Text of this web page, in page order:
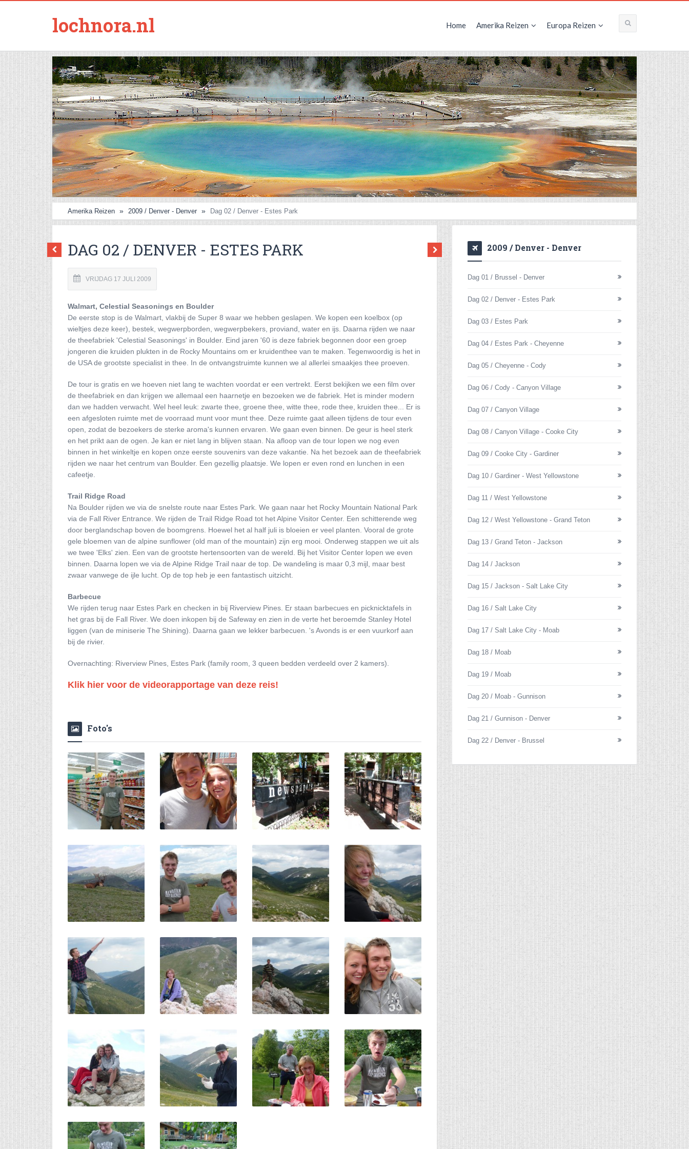
lochnora.nl Home Amerika Reizen Europa Reizen
Amerika Reizen 2009 / Denver - Denver Dag 02 / Denver - Estes Park
DAG 02 / DENVER - ESTES PARK
VRIJDAG 17 JULI 2009
Walmart, Celestial Seasonings en Boulder
De eerste stop is de Walmart, vlakbij de Super 8 waar we hebben geslapen. We kopen een koelbox (op
wieltjes deze keer), bestek, wegwerpborden, wegwerpbekers, proviand, water en ijs. Daarna rijden we naar
de theefabriek 'Celestial Seasonings' in Boulder. Eind jaren '60 is deze fabriek begonnen door een groep
jongeren die kruiden plukten in de Rocky Mountains om er kruidenthee van te maken. Tegenwoordig is het in
de USA de grootste specialist in thee. In de ontvangstruimte kunnen we al allerlei smaakjes thee proeven.
De tour is gratis en we hoeven niet lang te wachten voordat er een vertrekt. Eerst bekijken we een film over
de theefabriek en dan krijgen we allemaal een haarnetje en bezoeken we de fabriek. Het is minder modern
dan we hadden verwacht. Wel heel leuk: zwarte thee, groene thee, witte thee, rode thee, kruiden thee... Er is
een afgesloten ruimte met de voorraad munt voor munt thee. Deze ruimte gaat alleen tijdens de tour even
open, zodat de bezoekers de sterke aroma's kunnen ervaren. We gaan even binnen. De geur is heel sterk
en het prikt aan de ogen. Je kan er niet lang in blijven staan. Na afloop van de tour lopen we nog even
binnen in het winkeltje en kopen onze eerste souvenirs van deze vakantie. Na het bezoek aan de theefabriek
rijden we naar het centrum van Boulder. Een gezellig plaatsje. We lopen er even rond en lunchen in een
cafeetje.
Trail Ridge Road
Na Boulder rijden we via de snelste route naar Estes Park. We gaan naar het Rocky Mountain National Park
via de Fall River Entrance. We rijden de Trail Ridge Road tot het Alpine Visitor Center. Een schitterende weg
door berglandschap boven de boomgrens. Hoewel het al half juli is bloeien er veel planten. Vooral de grote
gele bloemen van de alpine sunflower (old man of the mountain) zijn erg mooi. Onderweg stappen we uit als
we twee 'Elks' zien. Een van de grootste hertensoorten van de wereld. Bij het Visitor Center lopen we even
binnen. Daarna lopen we via de Alpine Ridge Trail naar de top. De wandeling is maar 0,3 mijl, maar best
zwaar vanwege de ijle lucht. Op de top heb je een fantastisch uitzicht.
Barbecue
We rijden terug naar Estes Park en checken in bij Riverview Pines. Er staan barbecues en picknicktafels in
het gras bij de Fall River. We doen inkopen bij de Safeway en zien in de verte het beroemde Stanley Hotel
liggen (van de miniserie The Shining). Daarna gaan we lekker barbecuen. 's Avonds is er een vuurkorf aan
bij de rivier.
Overnachting: Riverview Pines, Estes Park (family room, 3 queen bedden verdeeld over 2 kamers).
Klik hier voor de videorapportage van deze reis!
Foto's
2009 / Denver - Denver
Dag 01 / Brussel - Denver
Dag 02 / Denver - Estes Park
Dag 03 / Estes Park
Dag 04 / Estes Park - Cheyenne
Dag 05 / Cheyenne - Cody
Dag 06 / Cody - Canyon Village
Dag 07 / Canyon Village
Dag 08 / Canyon Village - Cooke City
Dag 09 / Cooke City - Gardiner
Dag 10 / Gardiner - West Yellowstone
Dag 11 / West Yellowstone
Dag 12 / West Yellowstone - Grand Teton
Dag 13 / Grand Teton - Jackson
Dag 14 / Jackson
Dag 15 / Jackson - Salt Lake City
Dag 16 / Salt Lake City
Dag 17 / Salt Lake City - Moab
Dag 18 / Moab
Dag 19 / Moab
Dag 20 / Moab - Gunnison
Dag 21 / Gunnison - Denver
Dag 22 / Denver - Brussel